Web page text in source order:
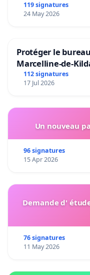
119 signatures
24 May 2026
Protéger le
Marcelline-de-
112 signatures
17 Jul 2026
Un nouveau
96 signatures
15 Apr 2026
Demande d'
76 signatures
11 May 2026